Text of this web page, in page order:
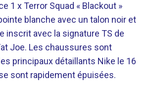
1 x Terror Squad « Blackout »
blanche avec un talon noir et
inscrit avec la signature TS de
Joe. Les chaussures sont
principaux détaillants Nike le 16
sont rapidement épuisées.